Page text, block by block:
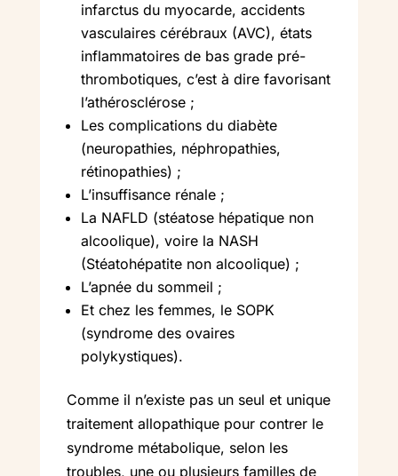
infarctus du myocarde, accidents
vasculaires cérébraux (AVC), états
inflammatoires de bas grade pré-
thrombotiques, c’est à dire favorisant
l’athérosclérose ;
Les complications du diabète
(neuropathies, néphropathies,
rétinopathies) ;
L’insuffisance rénale ;
La NAFLD (stéatose hépatique non
alcoolique), voire la NASH
(Stéatohépatite non alcoolique) ;
L’apnée du sommeil ;
Et chez les femmes, le SOPK
(syndrome des ovaires
polykystiques).
Comme il n’existe pas un seul et unique
traitement allopathique pour contrer le
syndrome métabolique, selon les
troubles, une ou plusieurs familles de